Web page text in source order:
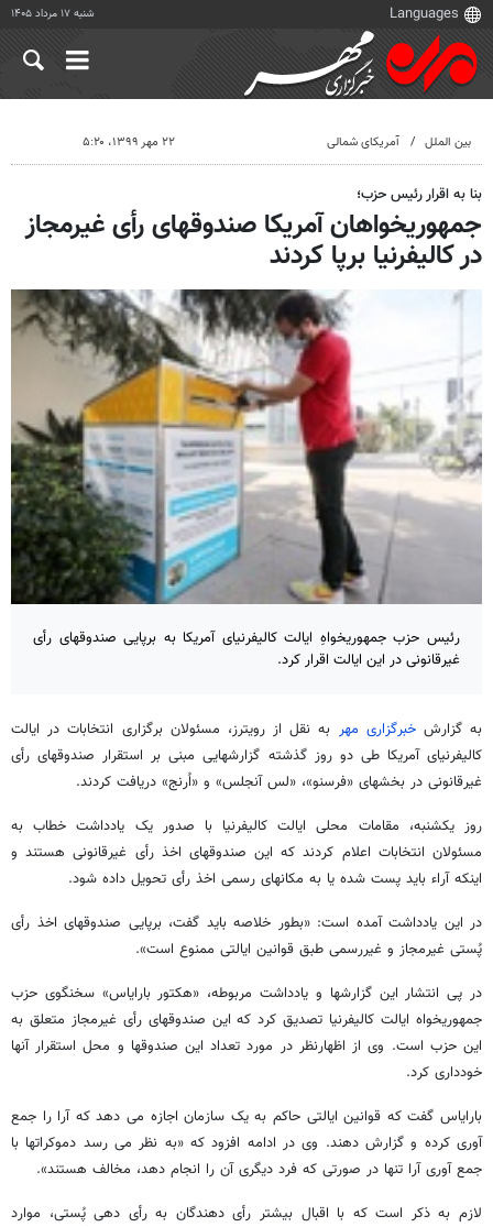
شنبه ۱۷ مرداد ۱۴۰۵
بین الملل آمریکای شمالی ۲۲ مهر ۱۳۹۹، ۵:۲۰
بنا به اقرار رئیس حزب؛
جمهوریخواهان آمریکا صندوقهای رأی غیرمجاز
در کالیفرنیا برپا کردند
رئیس حزب جمهوریخواهِ ایالت کالیفرنیای آمریکا به برپایی صندوقهای رأی
غیرقانونی در این ایالت اقرار کرد.
به گزارشخبرگزاری مهر به نقل از رویترز، مسئولان برگزاری انتخابات در ایالت
کالیفرنیای آمریکا طی دو روز گذشته گزارشهایی مبنی بر استقرار صندوقهای رأی
غیرقانونی در بخشهای «فرسنو»، «لس آنجلس» و «اُرنج» دریافت کردند.
روز یکشنبه، مقامات محلی ایالت کالیفرنیا با صدور یک یادداشت خطاب به
مسئولان انتخابات اعلام کردند که این صندوقهای اخذ رأی غیرقانونی هستند و
اینکه آراء باید پست شده یا به مکانهای رسمی اخذ رأی تحویل داده شود.
در این یادداشت آمده است: «بطور خلاصه باید گفت، برپایی صندوقهای اخذ رأی
پُستی غیرمجاز و غیررسمی طبق قوانین ایالتی ممنوع است».
در پی انتشار این گزارشها و یادداشت مربوطه، «هکتور بارایاس» سخنگوی حزب
جمهوریخواه ایالت کالیفرنیا تصدیق کرد که این صندوقهای رأی غیرمجاز متعلق به
این حزب است. وی از اظهارنظر در مورد تعداد این صندوقها و محل استقرار آنها
خودداری کرد.
بارایاس گفت که قوانین ایالتی حاکم به یک سازمان اجازه می دهد که آرا را جمع
آوری کرده و گزارش دهند. وی در ادامه افزود که «به نظر می رسد دموکراتها با
جمع آوری آرا تنها در صورتی که فرد دیگری آن را انجام دهد، مخالف هستند».
لازم به ذکر است که با اقبال بیشتر رأی دهندگان به رأی دهی پُستی، موارد